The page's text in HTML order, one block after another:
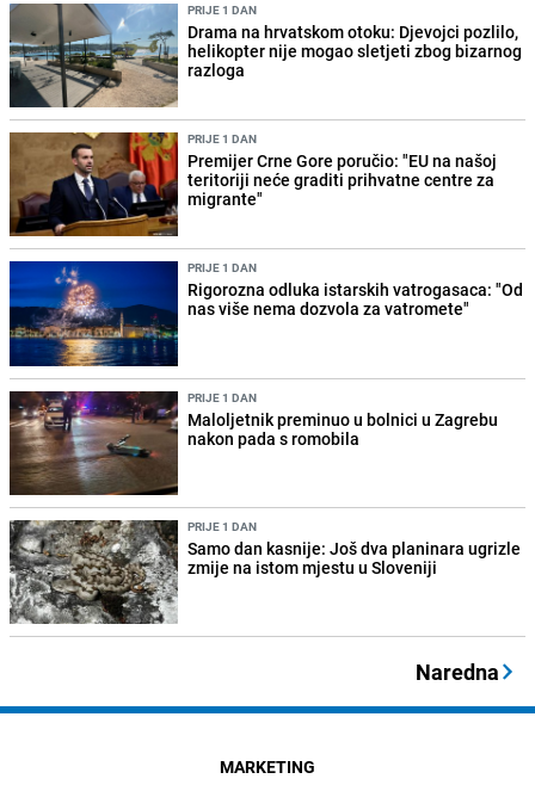
PRIJE 1 DAN
Drama na hrvatskom otoku: Djevojci pozlilo,
helikopter nije mogao sletjeti zbog bizarnog
razloga
PRIJE 1 DAN
Premijer Crne Gore poručio: "EU na našoj
teritoriji neće graditi prihvatne centre za
migrante"
PRIJE 1 DAN
Rigorozna odluka istarskih vatrogasaca: "Od
nas više nema dozvola za vatromete"
PRIJE 1 DAN
Maloljetnik preminuo u bolnici u Zagrebu
nakon pada s romobila
PRIJE 1 DAN
Samo dan kasnije: Još dva planinara ugrizle
zmije na istom mjestu u Sloveniji
Naredna
MARKETING